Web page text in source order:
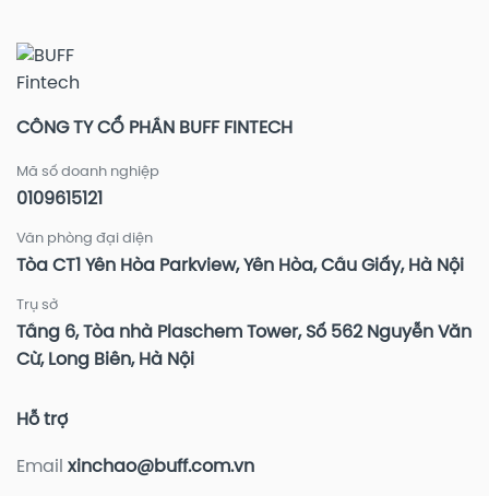
tư
CÔNG TY CỔ PHẦN BUFF FINTECH
Mã số doanh nghiệp
0109615121
Văn phòng đại diện
Tòa CT1 Yên Hòa Parkview, Yên Hòa, Cầu Giấy, Hà Nội
Trụ sở
Tầng 6, Tòa nhà Plaschem Tower, Số 562 Nguyễn Văn
Cừ, Long Biên, Hà Nội
Hỗ trợ
Email xinchao@buff.com.vn